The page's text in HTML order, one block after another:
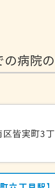
病院
区皆実町3